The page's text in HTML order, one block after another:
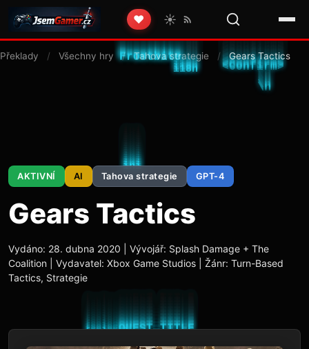
❤️ ☀️
Překlady / Všechny hry / Tahova strategie / Gears Tactics
AKTIVNÍ AI Tahova strategie GPT-4
Gears Tactics
Vydáno: 28. dubna 2020 | Vývojář: Splash Damage + The
Coalition | Vydavatel: Xbox Game Studios | Žánr: Turn-Based
Tactics, Strategie